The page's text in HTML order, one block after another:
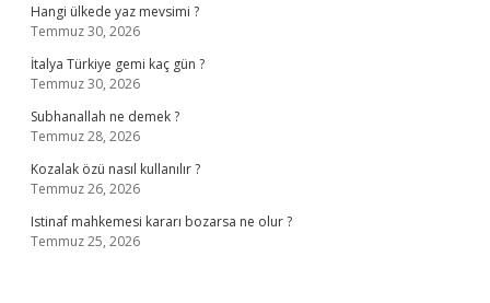
Hangi ülkede yaz mevsimi ?
Temmuz 30, 2026
İtalya Türkiye gemi kaç gün ?
Temmuz 30, 2026
Subhanallah ne demek ?
Temmuz 28, 2026
Kozalak özü nasıl kullanılır ?
Temmuz 26, 2026
Istinaf mahkemesi kararı bozarsa ne olur ?
Temmuz 25, 2026